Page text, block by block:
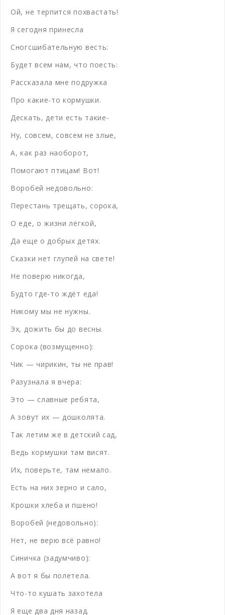
Ой, не терпится похвастать!
Я сегодня принесла
Сногсшибательную весть:
Будет всем нам, что поесть:
Рассказала мне подружка
Про какие-то кормушки.
Дескать, дети есть такие-
Ну, совсем, совсем не злые,
А, как раз наоборот,
Помогают птицам! Вот!
Воробей недовольно:
Перестань трещать, сорока,
О еде, о жизни лёгкой,
Да еще о добрых детях.
Сказки нет глупей на свете!
Не поверю никогда,
Будто где-то ждёт еда!
Никому мы не нужны.
Эх, дожить бы до весны.
Сорока (возмущенно):
Чик — чирикин, ты не прав!
Разузнала я вчера:
Это — славные ребята,
А зовут их — дошколята.
Так летим же в детский сад,
Ведь кормушки там висят.
Их, поверьте, там немало.
Есть на них зерно и сало,
Крошки хлеба и пшено!
Воробей (недовольно):
Нет, не верю всё равно!
Синичка (задумчиво):
А вот я бы полетела.
Что-то кушать захотела
Я еще два дня назад.